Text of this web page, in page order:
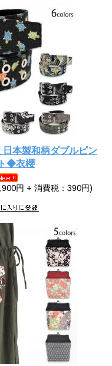
本製和柄ダブルピン
◆衣櫻
円 + 消費税：390円)